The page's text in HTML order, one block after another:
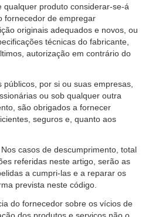
qualquer produto considerar-se-á
fornecedor de empregar
originais adequados e novos, ou
técnicas do fabricante,
autorização em contrário do
públicos, por si ou suas empresas,
ou sob qualquer outra
são obrigados a fornecer
seguros e, quanto aos
Nos casos de descumprimento, total
referidas neste artigo, serão as
a cumpri-las e a reparar os
prevista neste código.
do fornecedor sobre os vícios de
dos produtos e serviços não o